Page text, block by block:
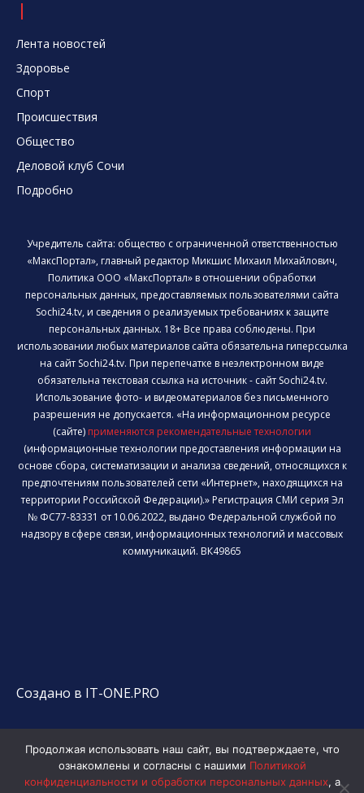
Лента новостей
Здоровье
Спорт
Происшествия
Общество
Деловой клуб Сочи
Подробно
Учредитель сайта: общество с ограниченной ответственностью
«МаксПортал», главный редактор Микшис Михаил Михайлович,
Политика ООО «МаксПортал» в отношении обработки
персональных данных, предоставляемых пользователями сайта
Sochi24.tv, и сведения о реализуемых требованиях к защите
персональных данных. 18+ Все права соблюдены. При
использовании любых материалов сайта обязательна гиперссылка
на сайт Sochi24.tv. При перепечатке в неэлектронном виде
обязательна текстовая ссылка на источник - сайт Sochi24.tv.
Использование фото- и видеоматериалов без письменного
разрешения не допускается. «На информационном ресурсе
(сайте) применяются рекомендательные технологии
(информационные технологии предоставления информации на
основе сбора, систематизации и анализа сведений, относящихся к
предпочтениям пользователей сети «Интернет», находящихся на
территории Российской Федерации).» Регистрация СМИ серия Эл
№ ФС77-83331 от 10.06.2022, выдано Федеральной службой по
надзору в сфере связи, информационных технологий и массовых
коммуникаций. ВК49865
Создано в IT-ONE.PRO
Продолжая использовать наш сайт, вы подтверждаете, что
ознакомлены и согласны с нашими Политикой
конфиденциальности и обработки персональных данных, а